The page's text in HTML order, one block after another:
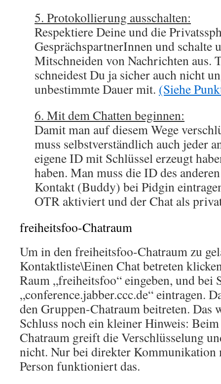
5. Protokollierung ausschalten:
Respektiere Deine und die
GesprächspartnerInnen und schalte
Mitschneiden von Nachrichten aus.
schneidest Du ja sicher auch nicht
unbestimmte Dauer mit. (Siehe
6. Mit dem Chatten beginnen:
Damit man auf diesem Wege
muss selbstverständlich auch jeder
eigene ID mit Schlüssel erzeugt
haben. Man muss die ID des
Kontakt (Buddy) bei Pidgin
OTR aktiviert und der Chat als
freiheitsfoo-Chatraum
Um in den freiheitsfoo-Chatraum zu
Kontaktliste\Einen Chat betreten
Raum „freiheitsfoo“ eingeben, und bei
„conference.jabber.ccc.de“ eintragen.
den Gruppen-Chatraum beitreten. Das
Schluss noch ein kleiner Hinweis:
Chatraum greift die Verschlüsselung
nicht. Nur bei direkter Kommunikation
Person funktioniert das.